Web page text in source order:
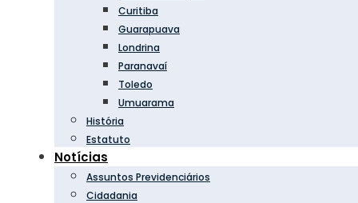
Curitiba
Guarapuava
Londrina
Paranavaí
Toledo
Umuarama
História
Estatuto
Notícias
Assuntos Previdenciários
Cidadania